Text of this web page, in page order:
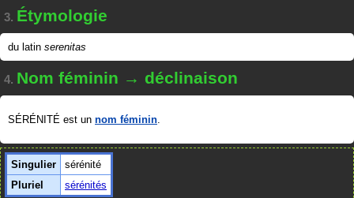
3. Étymologie
du latin serenitas
4. Nom féminin → déclinaison
SÉRÉNITÉ est un nom féminin.
Singulier
sérénité
Pluriel
sérénités